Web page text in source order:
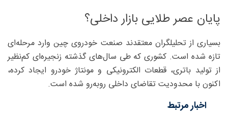
پایان عصر طلایی بازار داخلی؟
بسیاری از تحلیلگران معتقدند صنعت خودروی چین وارد مرحله‌ای
تازه شده است. کشوری که طی سال‌های گذشته زنجیره‌ای کم‌نظیر
از تولید باتری، قطعات الکترونیکی و مونتاژ خودرو ایجاد کرده،
اکنون با محدودیت تقاضای داخلی روبه‌رو شده است.
اخبار مرتبط